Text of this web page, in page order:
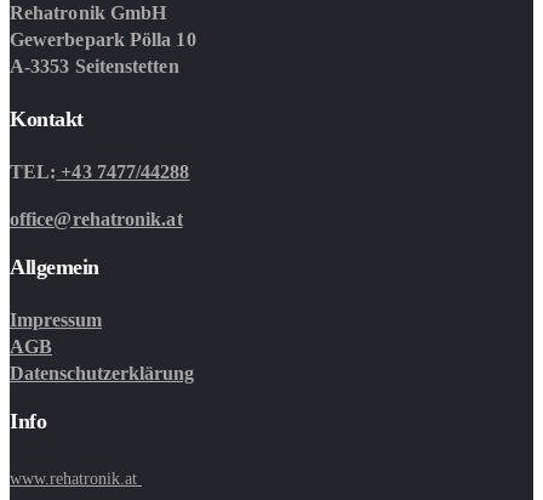
Rehatronik GmbH
Gewerbepark Pölla 10
A-3353 Seitenstetten
Kontakt
TEL: +43 7477/44288
office@rehatronik.at
Allgemein
Impressum
AGB
Datenschutzerklärung
Info
www.rehatronik.at